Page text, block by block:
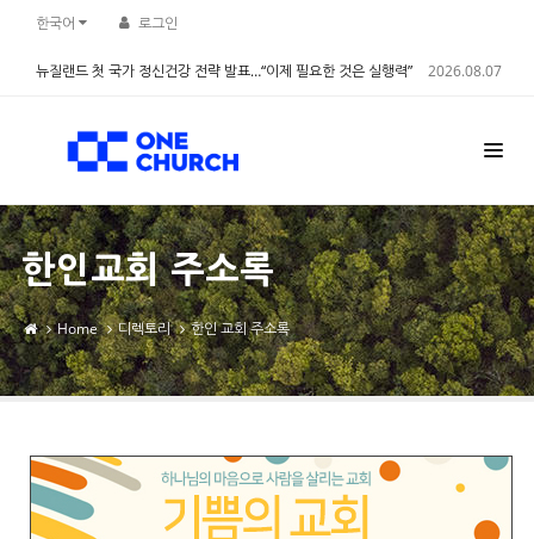
한국어 로그인
뉴질랜드 첫 국가 정신건강 전략 발표…“이제 필요한 것은 실행력” 2026.08.07
한인교회 주소록
Home 디렉토리 한인 교회 주소록
Sketchbook5, 스케치북5